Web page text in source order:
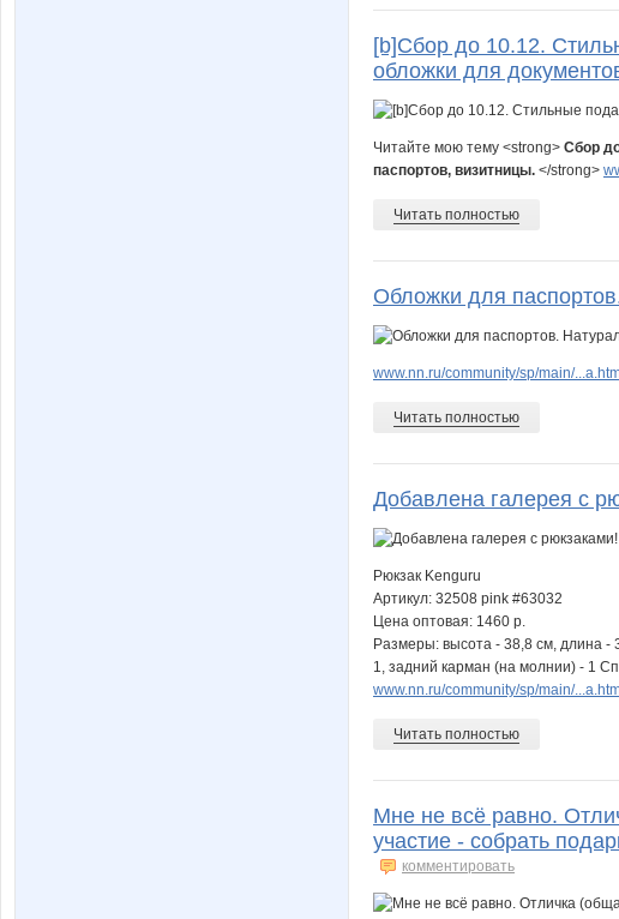
[b]Сбор до 10.12.
обложки для
Читайте мою тему <strong> Сбор
паспортов, визитницы. </strong>
Читать полностью
Обложки для
www.nn.ru/community/sp/main/
Читать полностью
Добавлена галерея с
Рюкзак Kenguru
Артикул: 32508 pink #63032
Цена оптовая: 1460 р.
Размеры: высота - 38,8 см, длина -
1, задний карман (на молнии) - 1
www.nn.ru/community/sp/main/
Читать полностью
Мне не всё равно.
участие - собрать
комментировать